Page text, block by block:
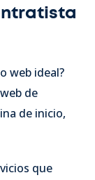
web ideal?
de
de inicio,
que